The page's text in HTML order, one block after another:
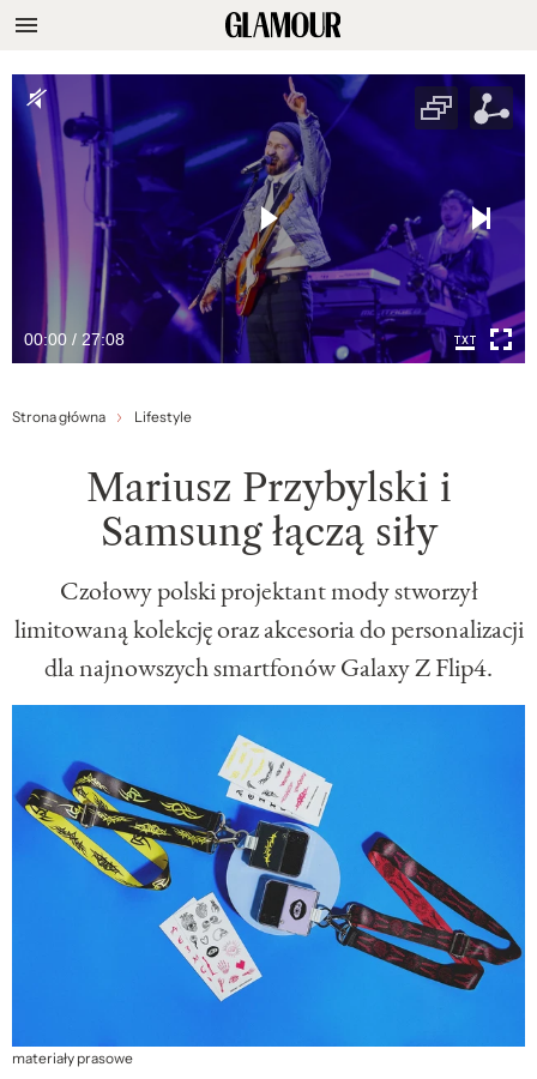
00:00 / 27:08
Strona główna Lifestyle
Mariusz Przybylski i
Samsung łączą siły
Czołowy polski projektant mody stworzył
limitowaną kolekcję oraz akcesoria do personalizacji
dla najnowszych smartfonów Galaxy Z Flip4.
materiały prasowe